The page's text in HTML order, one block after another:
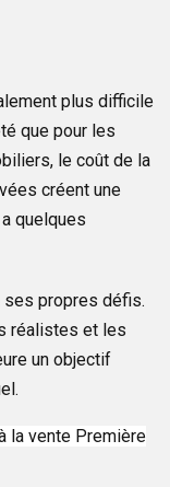
plus difficile
que pour les
le coût de la
créent une
quelques
ses propres défis.
réalistes et les
un objectif
la vente Première